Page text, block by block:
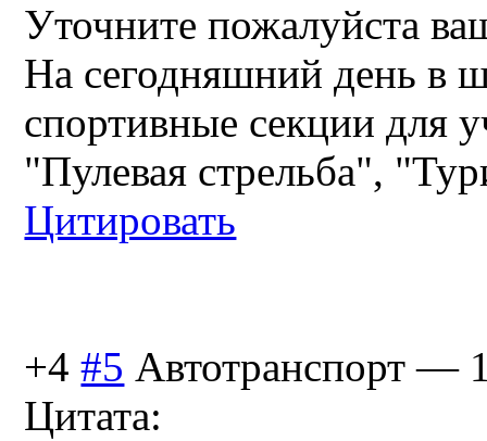
Уточните пожалуйста
На сегодняшний день в
спортивные секции для
"Пулевая стрельба",
Цитировать
+4 #5 Автотранспорт —
Цитата: